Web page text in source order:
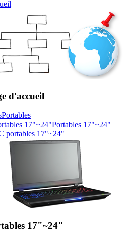
d'accueil
Portables
Portables 17"~24"
portables 17"~24"
17"~24"